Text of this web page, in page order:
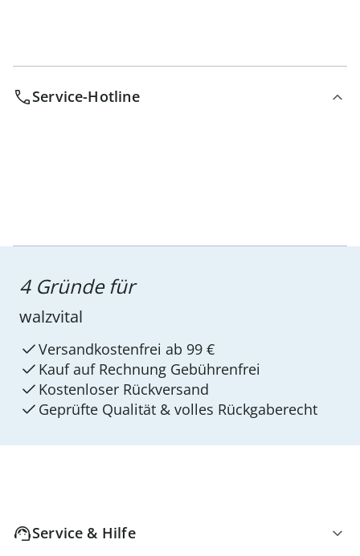
Service-Hotline
4 Gründe für
walzvital
Versandkostenfrei ab 99 €
Kauf auf Rechnung Gebührenfrei
Kostenloser Rückversand
Geprüfte Qualität & volles Rückgaberecht
Service & Hilfe